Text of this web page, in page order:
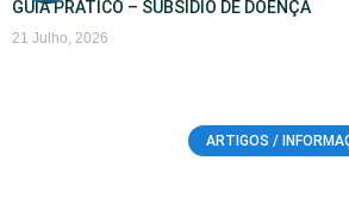
GUIA PRÁTICO – SUBSÍDIO DE DOENÇA
21 Julho, 2026
ARTIGOS /